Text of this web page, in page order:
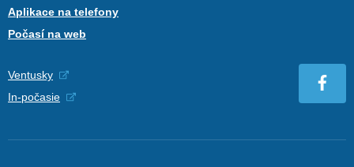
Aplikace na telefony
Počasí na web
Ventusky
In-počasie